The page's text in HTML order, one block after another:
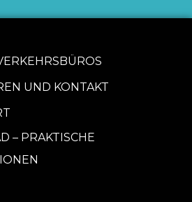
UND KONTAKT
– PRAKTISCHE